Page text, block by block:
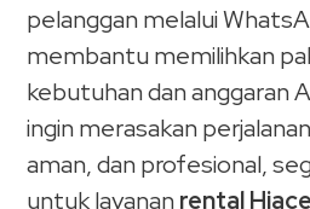
pelanggan melalui
membantu memilihkan
kebutuhan dan anggaran
ingin merasakan
aman, dan profesional,
untuk layananrental